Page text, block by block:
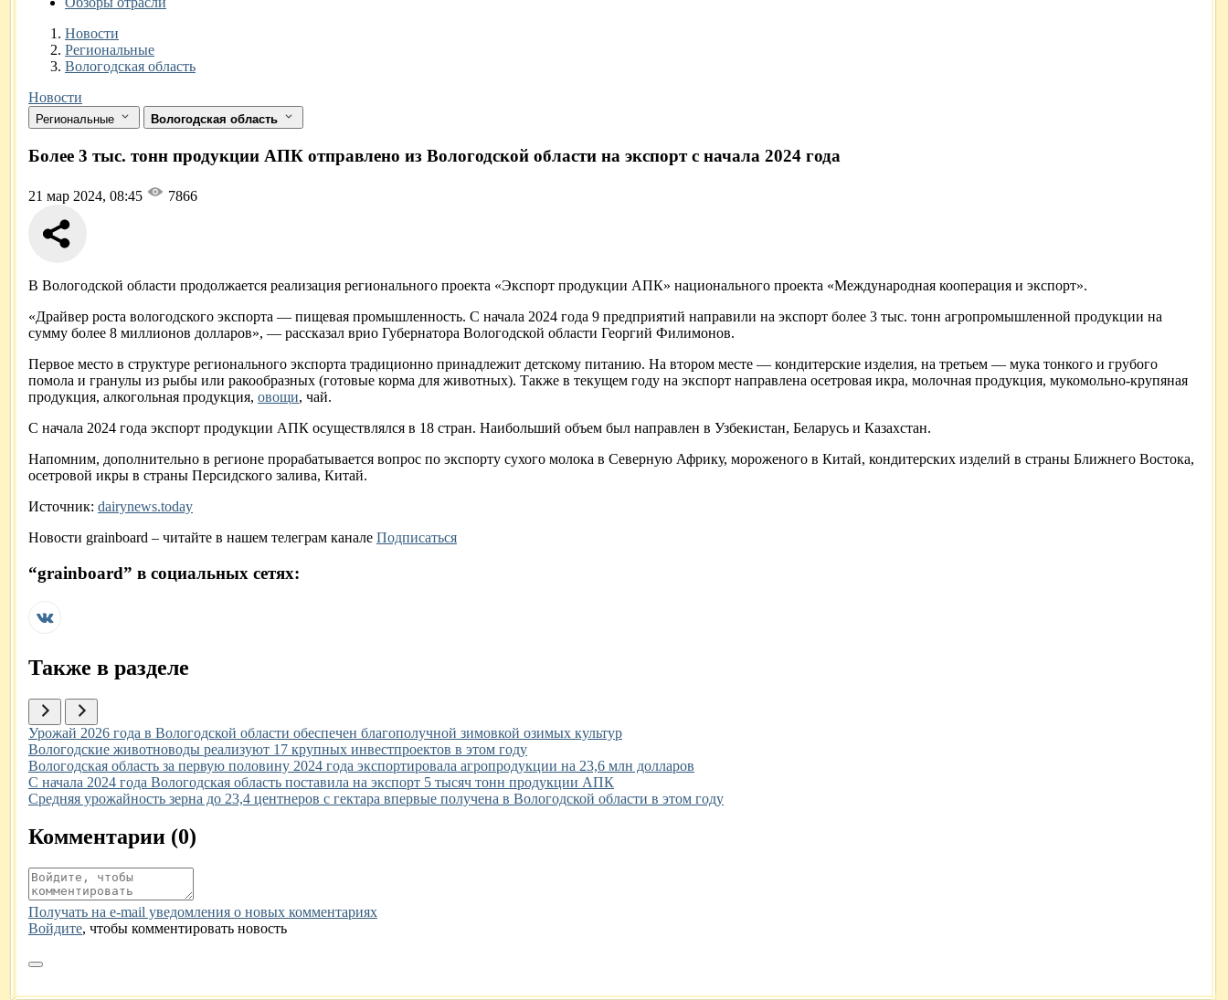
Новости
Разделы
Новости
Региональные
Вологодская область
Новости
Региональные Вологодская область
Более 3 тыс. тонн продукции АПК отправлено из Вологодской области на экспорт с начала 2024 года
21 мар 2024, 08:45 7866
В Вологодской области продолжается реализация регионального проекта «Экспорт продукции АПК» национального проекта «Международная кооперация и экспорт».
«Драйвер роста вологодского экспорта — пищевая промышленность. С начала 2024 года 9 предприятий направили на экспорт более 3 тыс. тонн агропромышленной продукции на
сумму более 8 миллионов долларов», — рассказал врио Губернатора Вологодской области Георгий Филимонов.
Первое место в структуре регионального экспорта традиционно принадлежит детскому питанию. На втором месте — кондитерские изделия, на третьем — мука тонкого и грубого
помола и гранулы из рыбы или ракообразных (готовые корма для животных). Также в текущем году на экспорт направлена осетровая икра, молочная продукция, мукомольно-крупяная
продукция, алкогольная продукция, овощи, чай.
С начала 2024 года экспорт продукции АПК осуществлялся в 18 стран. Наибольший объем был направлен в Узбекистан, Беларусь и Казахстан.
Напомним, дополнительно в регионе прорабатывается вопрос по экспорту сухого молока в Северную Африку, мороженого в Китай, кондитерских изделий в страны Ближнего Востока,
осетровой икры в страны Персидского залива, Китай.
Источник: dairynews.today
Новости grainboard – читайте в нашем телеграм канале Подписаться
“grainboard” в социальных сетях:
Также в разделе
Иллюстрация новости
Урожай 2026 года в Вологодской области обеспечен благополучной зимовкой озимых культур
Иллюстрация новости
Вологодские животноводы реализуют 17 крупных инвестпроектов в этом году
Иллюстрация новости
Вологодская область за первую половину 2024 года экспортировала агропродукции на 23,6 млн долларов
Иллюстрация новости
С начала 2024 года Вологодская область поставила на экспорт 5 тысяч тонн продукции АПК
Иллюстрация новости
Средняя урожайность зерна до 23,4 центнеров с гектара впервые получена в Вологодской области в этом году
Комментарии (0)
Получать на e‑mail уведомления о новых комментариях
Войдите, чтобы комментировать новость